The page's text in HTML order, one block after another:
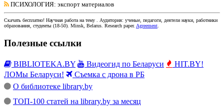
ПСИХОЛОГИЯ: экспорт материалов
Скачать бесплатно! Научная работана тему . Аудитория: ученые, педагоги, деятели науки, работники
образования, студенты (18-50). Minsk, Belarus. Research paper. Agreement.
Полезные ссылки
BIBLIOTEKA.BY Видеогид по Беларуси
HIT.BY!
ЛОМы Беларуси!
Съемка с дрона в РБ
О библиотеке library.by
ТОП-100 статей на library.by за месяц